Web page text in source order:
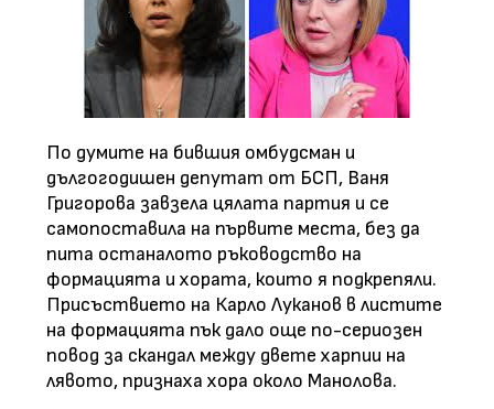
По думите на бившия омбудсман и
дългогодишен депутат от БСП, Ваня
Григорова завзела цялата партия и се
самопоставила на първите места, без да
пита останалото ръководство на
формацията и хората, които я подкрепяли.
Присъствието на Карло Луканов в листите
на формацията пък дало още по-сериозен
повод за скандал между двете харпии на
лявото, признаха хора около Манолова.